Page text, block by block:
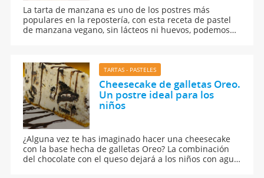
La tarta de manzana es uno de los postres más
populares en la repostería, con esta receta de pastel
de manzana vegano, sin lácteos ni huevos, podemos
TARTAS - PASTELES
Cheesecake de galletas Oreo.
Un postre ideal para los
niños
¿Alguna vez te has imaginado hacer una cheesecake
con la base hecha de galletas Oreo? La combinación
del chocolate con el queso dejará a los niños con agua